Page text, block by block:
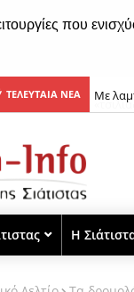
που
ΤΕΛΕΥΤΑΙΑ ΝΕΑ
και του Με
Η